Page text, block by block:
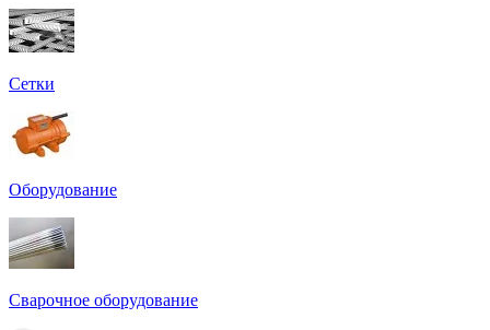
Сетки
Оборудование
Сварочное оборудование